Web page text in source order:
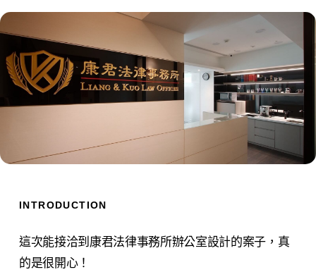
INTRODUCTION
這次能接洽到康君法律事務所辦公室設計的案子，真
的是很開心！